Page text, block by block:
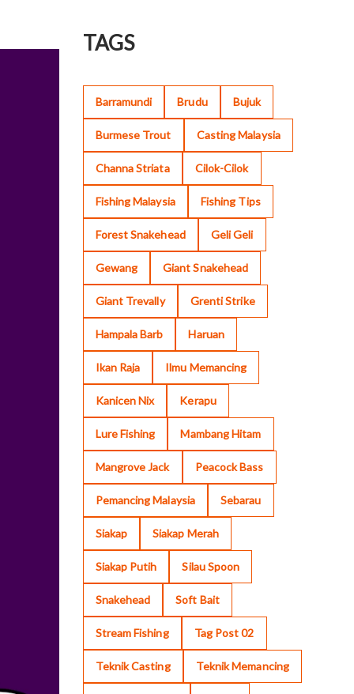
TAGS
Barramundi Brudu Bujuk
Burmese Trout Casting Malaysia
Channa Striata Cilok-Cilok
Fishing Malaysia Fishing Tips
Forest Snakehead Geli Geli
Gewang Giant Snakehead
Giant Trevally Grenti Strike
Hampala Barb Haruan
Ikan Raja Ilmu Memancing
Kanicen Nix Kerapu
Lure Fishing Mambang Hitam
Mangrove Jack Peacock Bass
Pemancing Malaysia Sebarau
Siakap Siakap Merah
Siakap Putih Silau Spoon
Snakehead Soft Bait
Stream Fishing Tag Post 02
Teknik Casting Teknik Memancing